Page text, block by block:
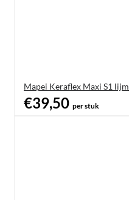
Mapei Keraflex Maxi S1 lijm
€39,50 per stuk